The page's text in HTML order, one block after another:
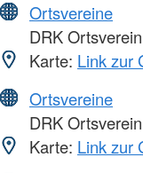
Ortsvereine
DRK
Karte: Link zur
Ortsvereine
DRK
Karte: Link zur